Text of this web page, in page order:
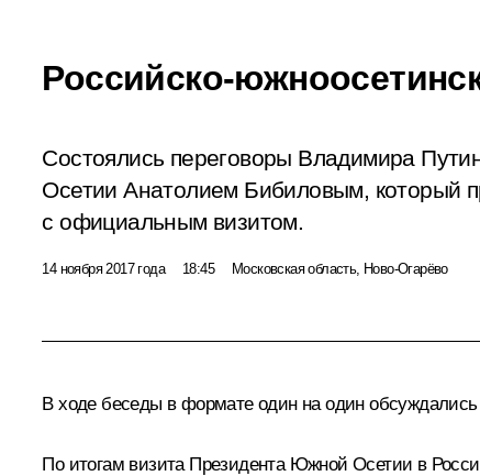
Российско-
Состоялись переговоры Владимира
Осетии Анатолием Бибиловым, который
с официальным визитом.
14 ноября 2017 года 18:45 Московская область, Ново-Огарёво
В ходе беседы в формате один на один обсуждались
По итогам визита Президента Южной Осетии в